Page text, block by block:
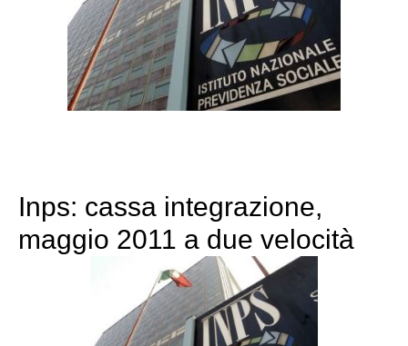
Inps: cassa integrazione,
maggio 2011 a due velocità